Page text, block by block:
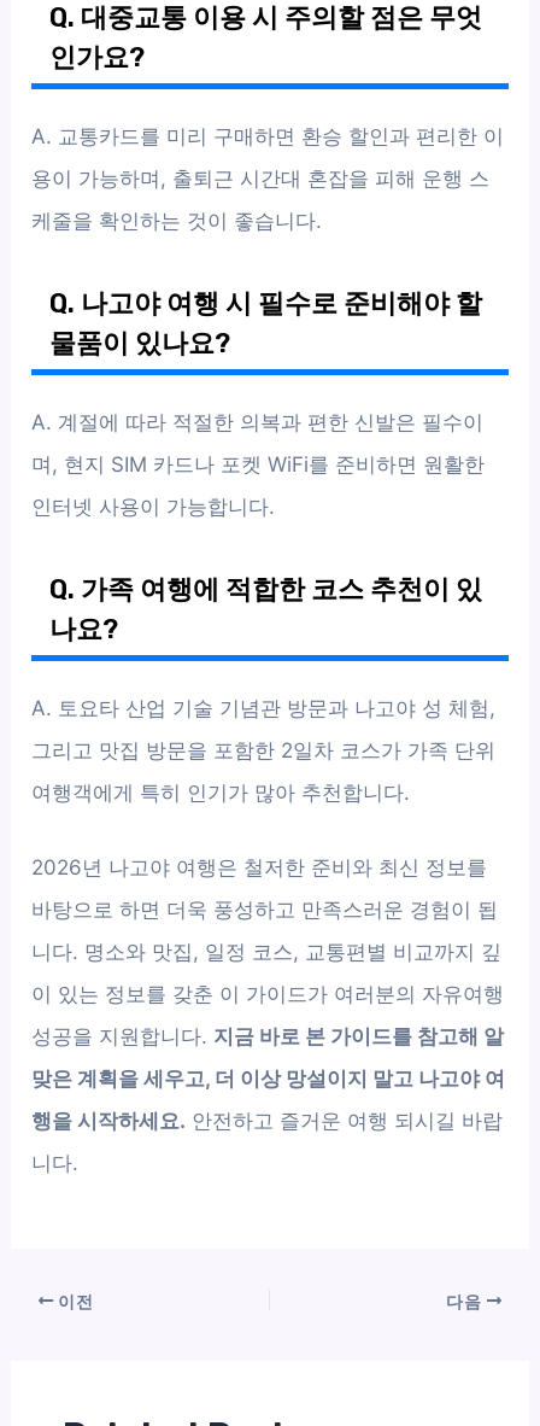
Q. 대중교통 이용 시 주의할 점은 무엇
인가요?
A. 교통카드를 미리 구매하면 환승 할인과 편리한 이
용이 가능하며, 출퇴근 시간대 혼잡을 피해 운행 스
케줄을 확인하는 것이 좋습니다.
Q. 나고야 여행 시 필수로 준비해야 할
물품이 있나요?
A. 계절에 따라 적절한 의복과 편한 신발은 필수이
며, 현지 SIM 카드나 포켓 WiFi를 준비하면 원활한
인터넷 사용이 가능합니다.
Q. 가족 여행에 적합한 코스 추천이 있
나요?
A. 토요타 산업 기술 기념관 방문과 나고야 성 체험,
그리고 맛집 방문을 포함한 2일차 코스가 가족 단위
여행객에게 특히 인기가 많아 추천합니다.
2026년 나고야 여행은 철저한 준비와 최신 정보를
바탕으로 하면 더욱 풍성하고 만족스러운 경험이 됩
니다. 명소와 맛집, 일정 코스, 교통편별 비교까지 깊
이 있는 정보를 갖춘 이 가이드가 여러분의 자유여행
성공을 지원합니다. 지금 바로 본 가이드를 참고해 알
맞은 계획을 세우고, 더 이상 망설이지 말고 나고야 여
행을 시작하세요. 안전하고 즐거운 여행 되시길 바랍
니다.
이전 다음